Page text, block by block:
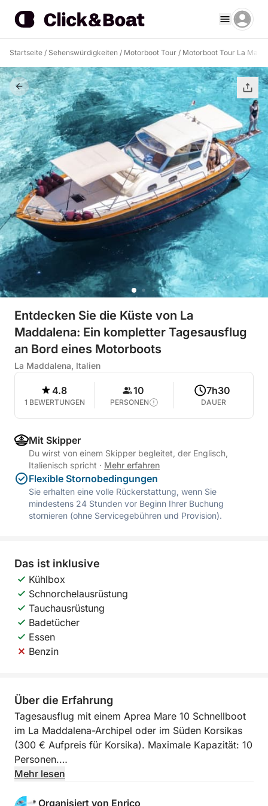
Startseite / Sehenswürdigkeiten / Motorboot Tour / Motorboot Tour La
Entdecken Sie die Küste von La
Maddalena: Ein kompletter Tagesausflug
an Bord eines Motorboots
La Maddalena, Italien
4.8
1 BEWERTUNGEN
10
PERSONEN
7h30
DAUER
Mit Skipper
Du wirst von einem Skipper begleitet, der Englisch,
Italienisch spricht · Mehr erfahren
Flexible Stornobedingungen
Sie erhalten eine volle Rückerstattung, wenn Sie
mindestens 24 Stunden vor Beginn Ihrer Buchung
stornieren (ohne Servicegebühren und Provision).
Das ist inklusive
Kühlbox
Schnorchelausrüstung
Tauchausrüstung
Badetücher
Essen
Benzin
Über die Erfahrung
Tagesausflug mit einem Aprea Mare 10 Schnellboot
im La Maddalena-Archipel oder im Süden Korsikas
(300 € Aufpreis für Korsika). Maximale Kapazität: 10
Personen.
Familien!
Mehr lesen
Organisiert von Enrico